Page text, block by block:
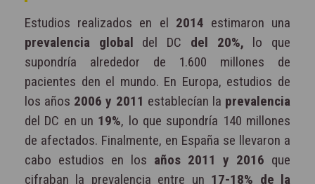
Estudios realizados en el 2014 estimaron una
prevalencia global del DC del 20%, lo que
supondría alrededor de 1.600 millones de
pacientes den el mundo. En Europa, estudios de
los años 2006 y 2011 establecían la prevalencia
del DC en un 19%, lo que supondría 140 millones
de afectados. Finalmente, en España se llevaron a
cabo estudios en los años 2011 y 2016 que
cifraban la prevalencia entre un 17-18% de la